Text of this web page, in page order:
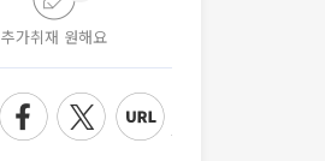
추가취재 원해요